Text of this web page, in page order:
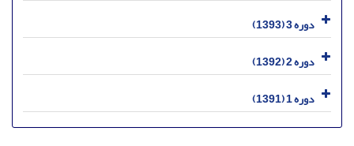
دوره 3 (1393)
دوره 2 (1392)
دوره 1 (1391)